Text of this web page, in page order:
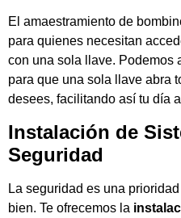
El amaestramiento de
para quienes necesitan
con una sola llave. Podemos
para que una sola llave abra
desees, facilitando así tu día
Instalación de
Seguridad
La seguridad es una
bien. Te ofrecemos la